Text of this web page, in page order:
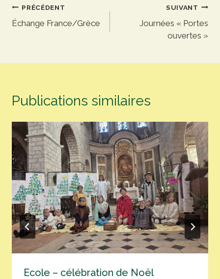
Navigation
de
PRÉCÉDENT
Échange France/Grèce
SUIVANT
Journées « Portes
ouvertes »
Publications similaires
Ecole – célébration de Noël